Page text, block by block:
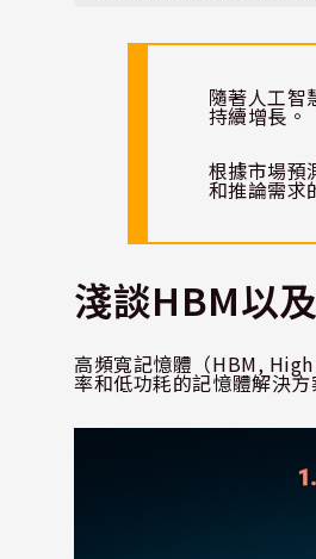
隨著人工智
持續增長。
根據市場預
和推論需求
淺談HBM以
高頻寬記憶體（HBM,
率和低功耗的記憶體解決方